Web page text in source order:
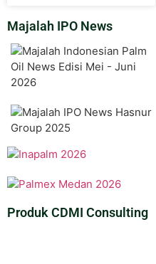
Majalah IPO News
Produk CDMI Consulting